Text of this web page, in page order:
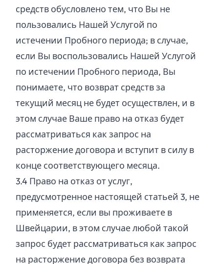
средств обусловлено тем, что Вы не
пользовались Нашей Услугой по
истечении Пробного периода; в случае,
если Вы воспользовались Нашей Услугой
по истечении Пробного периода, Вы
понимаете, что возврат средств за
текущий месяц не будет осуществлен, и в
этом случае Ваше право на отказ будет
рассматриваться как запрос на
расторжение договора и вступит в силу в
конце соответствующего месяца.
3.4 Право на отказ от услуг,
предусмотренное настоящей статьей 3, не
применяется, если вы проживаете в
Швейцарии, в этом случае любой такой
запрос будет рассматриваться как запрос
на расторжение договора без возврата